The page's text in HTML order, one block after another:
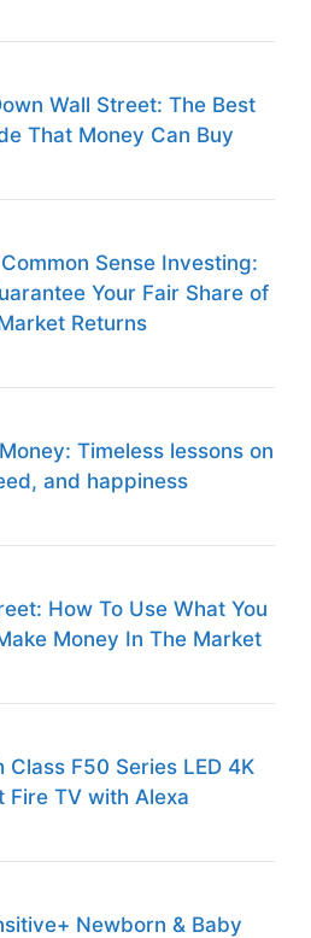
Wall Street: The Best
That Money Can Buy
Sense Investing:
Your Fair Share of
Returns
Timeless lessons on
and happiness
How To Use What You
Money In The Market
Class F50 Series LED 4K
Fire TV with Alexa
Newborn & Baby